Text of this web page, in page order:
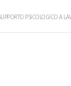
PSICOLOGICO A